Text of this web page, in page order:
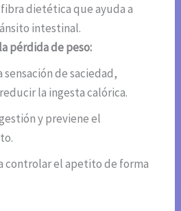
dietética que ayuda a
intestinal.
pérdida de peso:
sensación de saciedad,
la ingesta calórica.
y previene el
controlar el apetito de forma